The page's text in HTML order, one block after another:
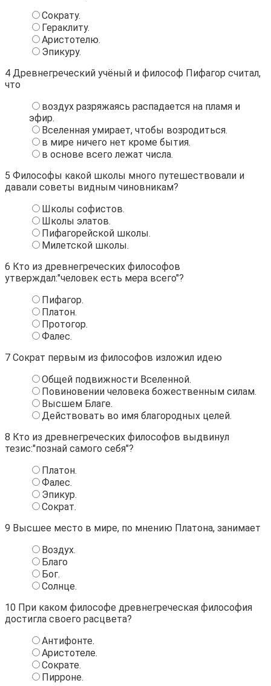
Сократу.
Гераклиту.
Аристотелю.
Эпикуру.
4 Древнегреческий учёный и философ Пифагор считал,
что
воздух разряжаясь распадается на пламя и
эфир.
Вселенная умирает, чтобы возродиться.
в мире ничего нет кроме бытия.
в основе всего лежат числа.
5 Философы какой школы много путешествовали и
давали советы видным чиновникам?
Школы софистов.
Школы элатов.
Пифагорейской школы.
Милетской школы.
6 Кто из древнегреческих философов
утверждал:"человек есть мера всего"?
Пифагор.
Платон.
Протогор.
Фалес.
7 Сократ первым из философов изложил идею
Общей подвижности Вселенной.
Повиновении человека божественным силам.
Высшем Благе.
Действовать во имя благородных целей.
8 Кто из древнегреческих философов выдвинул
тезис:"познай самого себя"?
Платон.
Фалес.
Эпикур.
Сократ.
9 Высшее место в мире, по мнению Платона, занимает
Воздух.
Благо
Бог.
Солнце.
10 При каком философе древнегреческая философия
достигла своего расцвета?
Антифонте.
Аристотеле.
Сократе.
Пирроне.